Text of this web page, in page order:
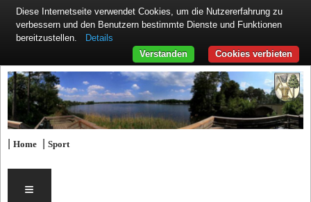
|Home |Sport
≡
Diese Internetseite verwendet Cookies, um die Nutzererfahrung zu
verbessern und den Benutzern bestimmte Dienste und Funktionen
bereitzustellen.
Details
Cookies verbieten
Verstanden